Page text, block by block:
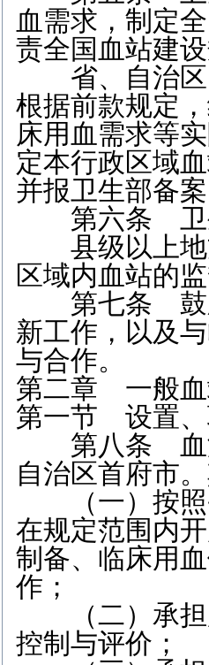
血需求，制定
责全国血站建
省、自治区
根据前款规定
床用血需求等
定本行政区域
并报卫生部备
第六条 卫生
县级以上地
区域内血站的
第七条 鼓励
新工作，以及
与合作。
第二章 一般血
第一节 设置、
第八条 血液
自治区首府市
（一）按照
在规定范围内
制备、临床用
作；
（二）承担
控制与评价；